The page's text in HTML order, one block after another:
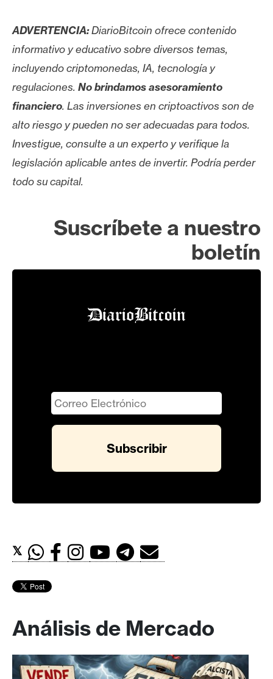
ADVERTENCIA:DiarioBitcoin ofrece contenido
informativo y educativo sobre diversos temas,
incluyendo criptomonedas, IA, tecnología y
regulaciones. No brindamos asesoramiento
financiero. Las inversiones en criptoactivos son de
alto riesgo y pueden no ser adecuadas para todos.
Investigue, consulte a un experto y verifique la
legislación aplicable antes de invertir. Podría perder
todo su capital.
Suscríbete a nuestro
boletín
𝕏
Análisis de Mercado